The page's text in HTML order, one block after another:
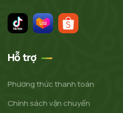
Hỗ trợ
Phương thức thanh toán
Chính sách vận chuyển